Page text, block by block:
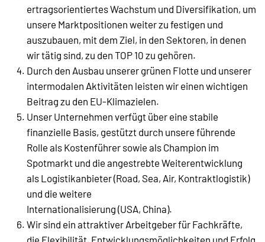
ertragsorientiertes Wachstum und Diversifikation, um
unsere Marktpositionen weiter zu festigen und
auszubauen, mit dem Ziel, in den Sektoren, in denen
wir tätig sind, zu den TOP 10 zu gehören.
Durch den Ausbau unserer grünen Flotte und unserer
intermodalen Aktivitäten leisten wir einen wichtigen
Beitrag zu den EU-Klimazielen.
Unser Unternehmen verfügt über eine stabile
finanzielle Basis, gestützt durch unsere führende
Rolle als Kostenführer sowie als Champion im
Spotmarkt und die angestrebte Weiterentwicklung
als Logistikanbieter (Road, Sea, Air, Kontraktlogistik)
und die weitere
Internationalisierung (USA, China).
Wir sind ein attraktiver Arbeitgeber für Fachkräfte,
die Flexibilität, Entwicklungsmöglichkeiten und Erfolg